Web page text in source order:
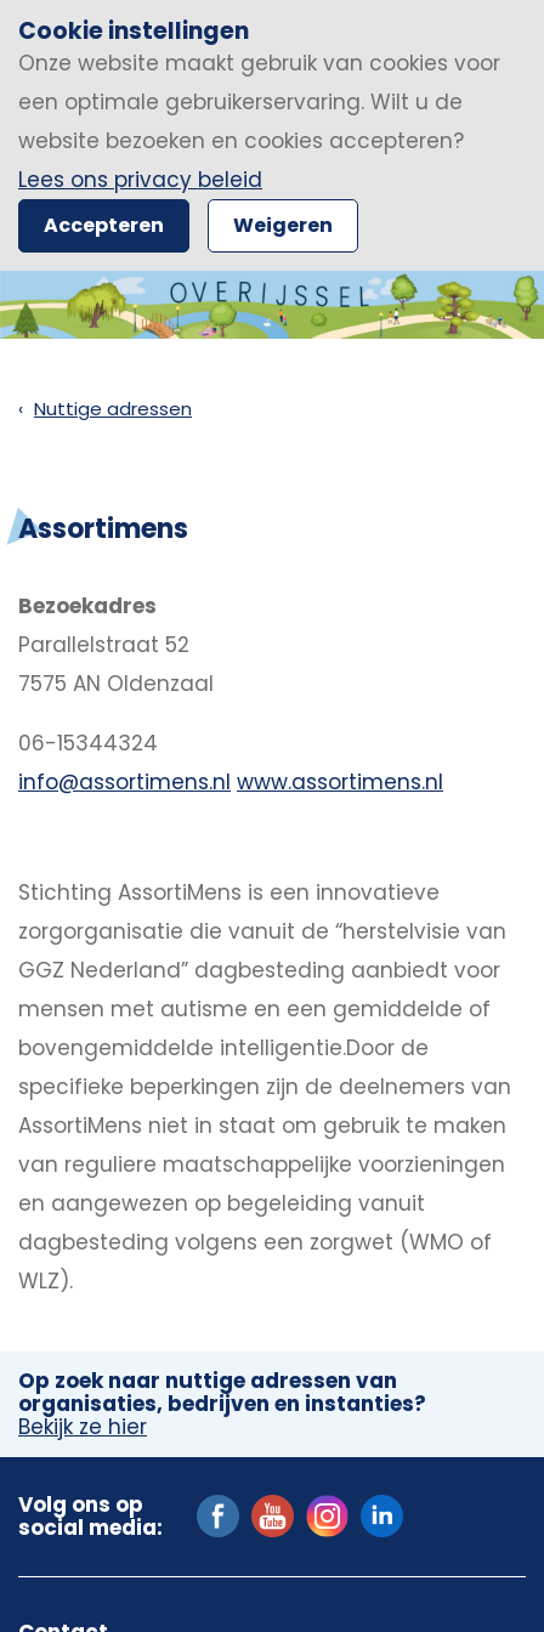
Cookie instellingen
Onze website maakt gebruik van cookies voor
een optimale gebruikerservaring. Wilt u de
website bezoeken en cookies accepteren?
Lees ons privacy beleid
Accepteren Weigeren
Nuttige adressen
Assortimens
Bezoekadres
Parallelstraat 52
7575 AN Oldenzaal
06-15344324
info@assortimens.nl www.assortimens.nl
Stichting AssortiMens is een innovatieve
zorgorganisatie die vanuit de “herstelvisie van
GGZ Nederland” dagbesteding aanbiedt voor
mensen met autisme en een gemiddelde of
bovengemiddelde intelligentie.Door de
specifieke beperkingen zijn de deelnemers van
AssortiMens niet in staat om gebruik te maken
van reguliere maatschappelijke voorzieningen
en aangewezen op begeleiding vanuit
dagbesteding volgens een zorgwet (WMO of
WLZ).
Op zoek naar nuttige adressen van
organisaties, bedrijven en instanties?
Bekijk ze hier
Volg ons op
social media: